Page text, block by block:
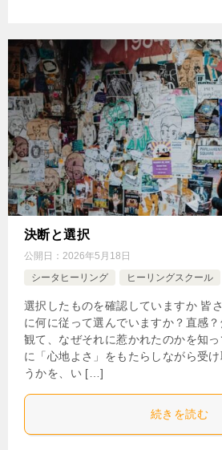
決断と選択
公開日： 2026年5月18日
シータヒーリング
ヒーリングスクール
選択したものを確認していますか 皆
に何に従って選んでいますか？直感
観て、なぜそれに惹かれたのかを知
に「心地よさ」をもたらしながら受
うかを、い […]
続きを読む